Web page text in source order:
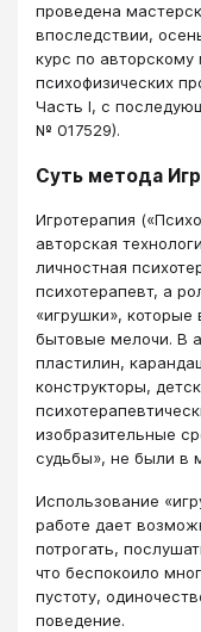
проведена
впоследствии,
курс по авторскому
психофизических
Часть I, с
№ 017529).
Суть метода
Игротерапия
авторская
личностная
психотерапевт, а
«игрушки»,
бытовые мелочи. В
пластилин,
конструкторы,
изобразительные
судьбы», не были в
Использование
работе дает
потрогать,
что беспокоило
пустоту,
поведение.